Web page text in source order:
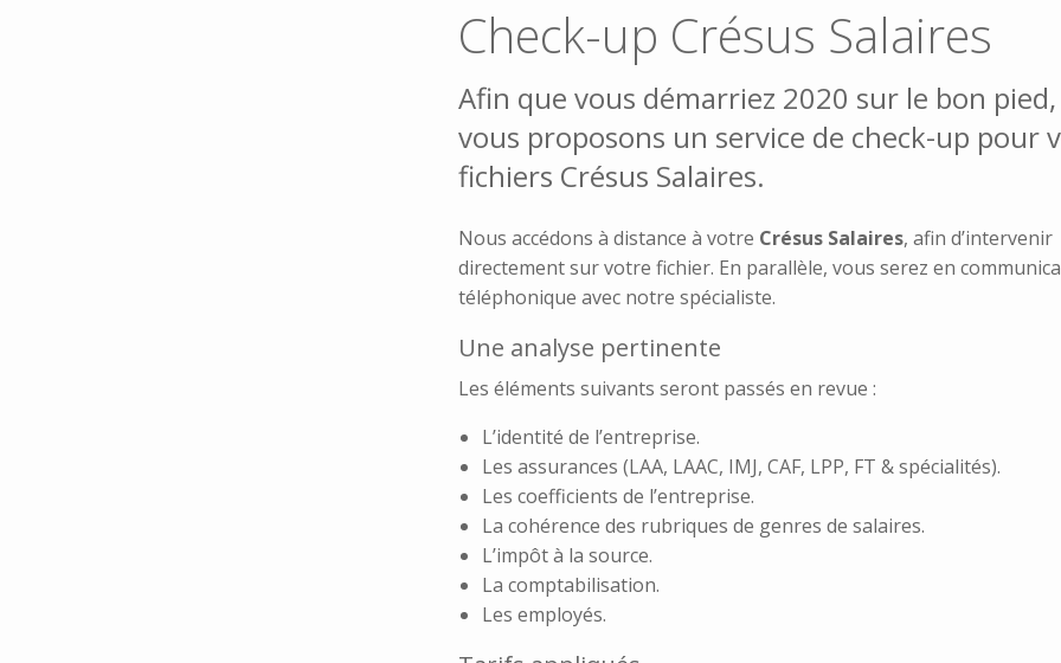
Check-up Crésus Salaires
Afin que vous démarriez 2020 sur le bon
vous proposons un service de check-up pour
fichiers Crésus Salaires.
Nous accédons à distance à votre Crésus Salaires, afin d’intervenir
directement sur votre fichier. En parallèle, vous serez en
téléphonique avec notre spécialiste.
Une analyse pertinente
Les éléments suivants seront passés en revue :
L’identité de l’entreprise.
Les assurances (LAA, LAAC, IMJ, CAF, LPP, FT & spécialités).
Les coefficients de l’entreprise.
La cohérence des rubriques de genres de salaires.
L’impôt à la source.
La comptabilisation.
Les employés.